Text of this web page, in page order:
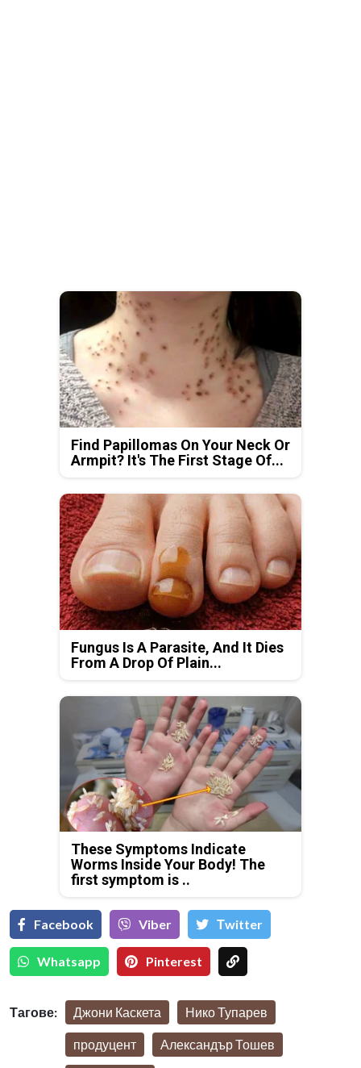
Find Papillomas On Your Neck Or
Armpit? It's The First Stage Of...
Fungus Is A Parasite, And It Dies
From A Drop Of Plain...
These Symptoms Indicate
Worms Inside Your Body! The
first symptom is ..
Facebook Viber Тwitter
Whatsapp Pinterest
Тагове: Джони Каскета Нико Тупарев
продуцент Александър Тошев